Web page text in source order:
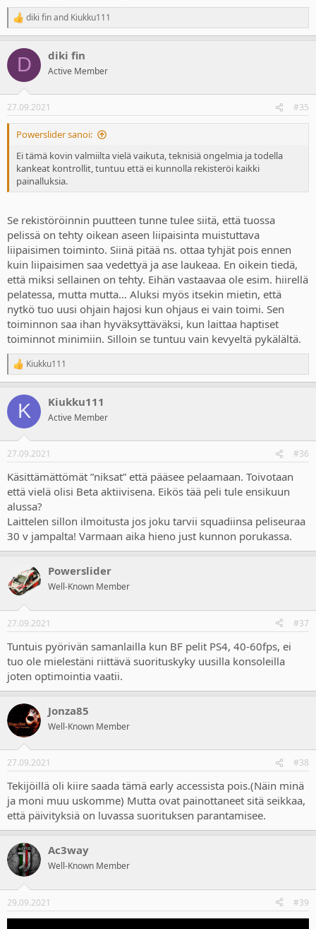
R
e
c
i
s
:
diki finand Kiukku111
D diki fin
Active Member
27.09.2021 #35
Powerslider sanoi:
Ei tämä kovin valmiilta vielä vaikuta, teknisiä ongelmia ja todella
kankeat kontrollit, tuntuu että ei kunnolla rekisteröi kaikki
painalluksia.
Se rekistöröinnin puutteen tunne tulee siitä, että tuossa
pelissä on tehty oikean aseen liipaisinta muistuttava
liipaisimen toiminto. Siinä pitää ns. ottaa tyhjät pois ennen
kuin liipaisimen saa vedettyä ja ase laukeaa. En oikein tiedä,
että miksi sellainen on tehty. Eihän vastaavaa ole esim. hiirellä
pelatessa, mutta mutta... Aluksi myös itsekin mietin, että
nytkö tuo uusi ohjain hajosi kun ohjaus ei vain toimi. Sen
toiminnon saa ihan hyväksyttäväksi, kun laittaa haptiset
toiminnot minimiin. Silloin se tuntuu vain kevyeltä pykälältä.
R
e
c
i
s
Kiukku111
K Kiukku111
Active Member
27.09.2021 #36
Käsittämättömät ”niksat” että pääsee pelaamaan. Toivotaan
että vielä olisi Beta aktiivisena. Eikös tää peli tule ensikuun
alussa?
Laittelen sillon ilmoitusta jos joku tarvii squadiinsa peliseuraa
30 v jampalta! Varmaan aika hieno just kunnon porukassa.
Powerslider
Well-Known Member
27.09.2021 #37
Tuntuis pyörivän samanlailla kun BF pelit PS4, 40-60fps, ei
tuo ole mielestäni riittävä suorituskyky uusilla konsoleilla
joten optimointia vaatii.
Jonza85
Well-Known Member
27.09.2021 #38
Tekijöillä oli kiire saada tämä early accessista pois.(Näin minä
ja moni muu uskomme) Mutta ovat painottaneet sitä seikkaa,
että päivityksiä on luvassa suorituksen parantamisee.
Ac3way
Well-Known Member
29.09.2021 #39